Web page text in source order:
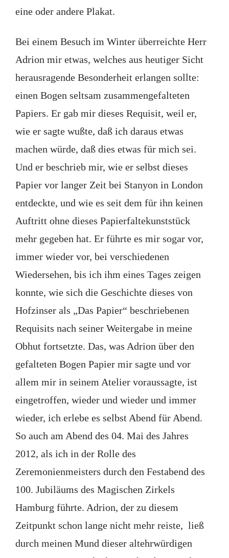
eine oder andere Plakat.
Bei einem Besuch im Winter überreichte Herr
Adrion mir etwas, welches aus heutiger Sicht
herausragende Besonderheit erlangen sollte:
einen Bogen seltsam zusammengefalteten
Papiers. Er gab mir dieses Requisit, weil er,
wie er sagte wußte, daß ich daraus etwas
machen würde, daß dies etwas für mich sei.
Und er beschrieb mir, wie er selbst dieses
Papier vor langer Zeit bei Stanyon in London
entdeckte, und wie es seit dem für ihn keinen
Auftritt ohne dieses Papierfaltekunststück
mehr gegeben hat. Er führte es mir sogar vor,
immer wieder vor, bei verschiedenen
Wiedersehen, bis ich ihm eines Tages zeigen
konnte, wie sich die Geschichte dieses von
Hofzinser als „Das Papier“ beschriebenen
Requisits nach seiner Weitergabe in meine
Obhut fortsetzte. Das, was Adrion über den
gefalteten Bogen Papier mir sagte und vor
allem mir in seinem Atelier voraussagte, ist
eingetroffen, wieder und wieder und immer
wieder, ich erlebe es selbst Abend für Abend.
So auch am Abend des 04. Mai des Jahres
2012, als ich in der Rolle des
Zeremonienmeisters durch den Festabend des
100. Jubiläums des Magischen Zirkels
Hamburg führte. Adrion, der zu diesem
Zeitpunkt schon lange nicht mehr reiste, ließ
durch meinen Mund dieser altehrwürdigen